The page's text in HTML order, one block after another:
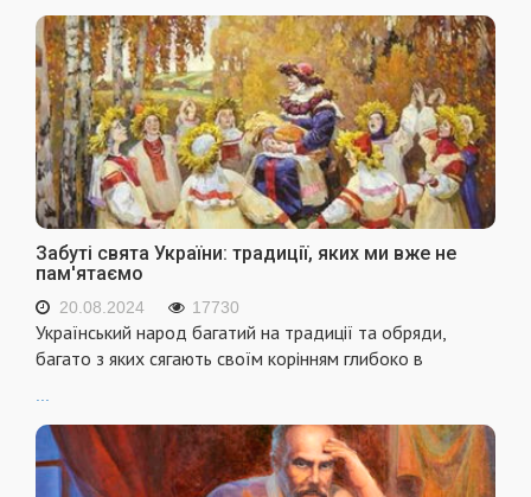
Забуті свята України: традиції, яких ми вже не
пам'ятаємо
20.08.2024 17730
Український народ багатий на традиції та обряди,
багато з яких сягають своїм корінням глибоко в
...